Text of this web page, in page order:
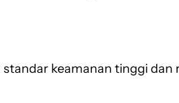
keamanan tinggi